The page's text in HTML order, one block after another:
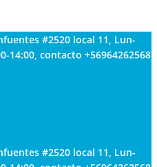
#2520 local 11, Lun-
14:00, contacto +56964262568
#2520 local 11, Lun-